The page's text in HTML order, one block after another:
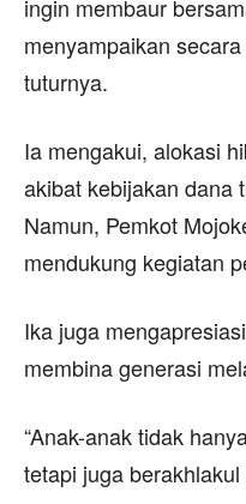
ingin membaur
menyampaikan
tuturnya.
Ia mengakui, alokasi
akibat kebijakan dana
Namun, Pemkot
mendukung kegiatan
Ika juga
membina generasi
“Anak-anak tidak
tetapi juga berakhlakul